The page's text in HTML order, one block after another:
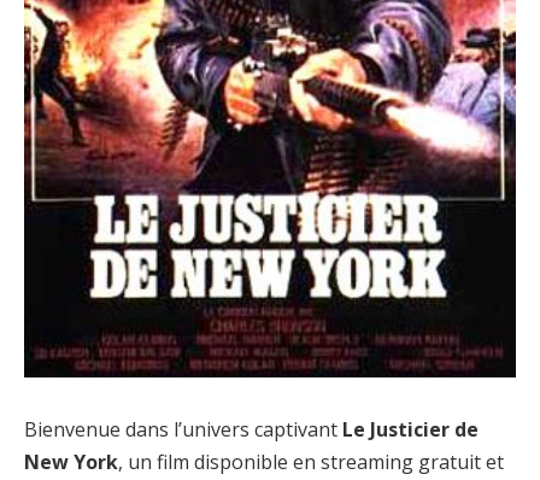
Bienvenue dans l’univers captivant Le Justicier de
New York, un film disponible en streaming gratuit et